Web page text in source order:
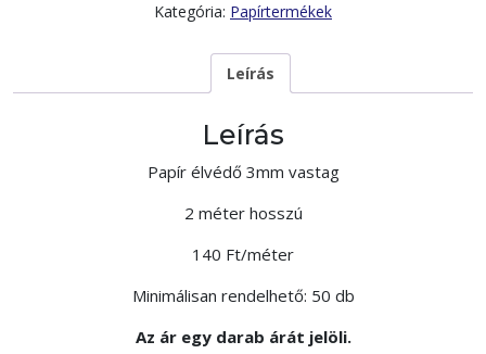
Kategória: Papírtermékek
Leírás
Leírás
Papír élvédő 3mm vastag
2 méter hosszú
140 Ft/méter
Minimálisan rendelhető: 50 db
Az ár egy darab árát jelöli.